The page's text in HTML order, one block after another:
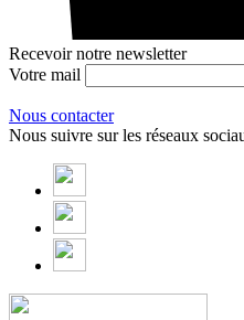
Recevoir notre newsletter
Votre mail
Nous contacter
Nous suivre sur les réseaux